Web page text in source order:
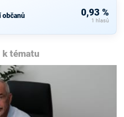
0,93 %
1 hlasů
k tématu